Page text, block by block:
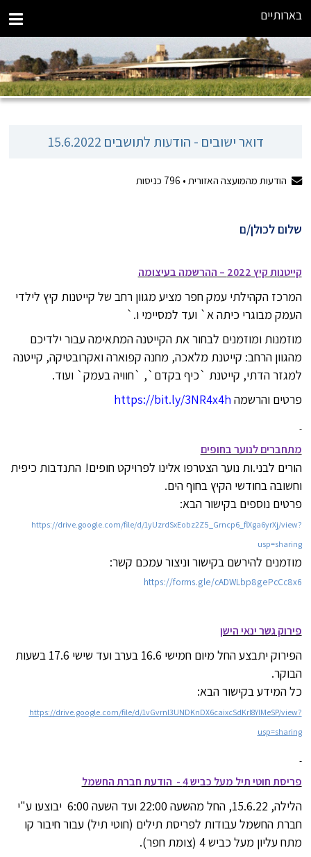
בארותיים
דואר ישובים - הודעות לתושבים 15.6.2022
הודעות מהמועצה האזורית • 796 כניסות
שלום לכולן/ם
קייטנות קיץ 2022 – ההרשמה בעיצומה
המרכז הקהילתי עמק חפר מציע מגוון רחב של קייטנות קיץ לילדי
העמק מבוגרי כיתה א` ועד למסיימי ו`.
מוזמנות ומוזמנים לבחור את הקייטנה המתאימה עבור ילדיכם
מהגוון הרחב: קייטנת מלאכה, מחנה קפוארה ואקרובטיקה, קייטנה
למגזר הדתי, קייטנת `כיף בקדם`, `חוויה בעמק` ועוד.
פרטים והרשמה https://bit.ly/3NR4x4h
מתחברים לנוער בחופים
הורים לבני.ות נוער הצטרפו אלינו לפרויקט חופים! התנדבות כיפית
וחשובה בחודשי הקיץ בחוף הים.
פרטים נוספים בקישור הבא:
https://drive.google.com/file/d/1yUzrdSxEobz2Z5_Grncp6_flXga6yrXj/view?
usp=sharing
מוזמנים להירשם בקישור וניצור עמכם קשר:
https://forms.gle/cADWLbp8gePcCc8x6
פירוק גשר ינאי הישן
הפירוק יתבצע החל מיום חמישי 16.6 בערב ועד שישי 17.6 בשעות
הבוקר.
כל המידע בקישור הבא:
https://drive.google.com/file/d/1vGvrnI3UNDKnDX6caixcSdKrl8YlMeSP/view?
usp=sharing
פריסת חוטי תיל מעל כביש 4 - הודעת חברת החשמל
הלילה, 15.6.22, החל מהשעה 22:00 ועד השעה 6:00 יבוצעו ע"י
חברת החשמל עבודות לפריסת תילים (חוטי תיל) עבור חיבור קו
מתח עליון מעל כביש 4 (צומת חפר).